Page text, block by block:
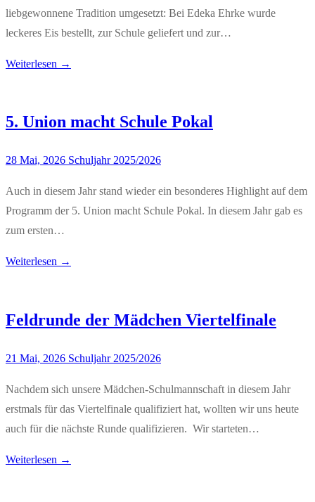
liebgewonnene Tradition umgesetzt: Bei Edeka Ehrke wurde
leckeres Eis bestellt, zur Schule geliefert und zur…
Weiterlesen →
5. Union macht Schule Pokal
28 Mai, 2026 Schuljahr 2025/2026
Auch in diesem Jahr stand wieder ein besonderes Highlight auf dem
Programm der 5. Union macht Schule Pokal. In diesem Jahr gab es
zum ersten…
Weiterlesen →
Feldrunde der Mädchen Viertelfinale
21 Mai, 2026 Schuljahr 2025/2026
Nachdem sich unsere Mädchen-Schulmannschaft in diesem Jahr
erstmals für das Viertelfinale qualifiziert hat, wollten wir uns heute
auch für die nächste Runde qualifizieren. Wir starteten…
Weiterlesen →